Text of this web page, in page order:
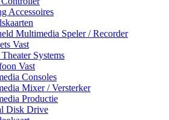
Accessoires
Multimedia Speler / Recorder
Vast
Systems
Vast
Consoles
Mixer / Versterker
Productie
Disk Drive